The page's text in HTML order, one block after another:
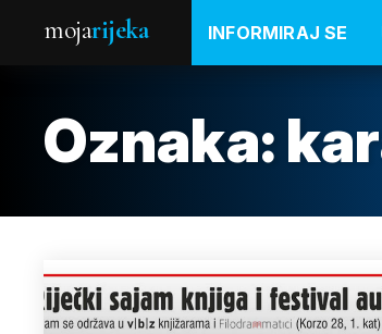
mojarijeka INFORMIRAJ SE
Oznaka: